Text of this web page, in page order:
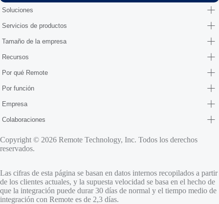
Soluciones
Servicios de productos
Tamaño de la empresa
Recursos
Por qué Remote
Por función
Empresa
Colaboraciones
Copyright © 2026 Remote Technology, Inc. Todos los derechos
reservados.
Las cifras de esta página se basan en datos internos recopilados a partir
de los clientes actuales, y la supuesta velocidad se basa en el hecho de
que la integración puede durar 30 días de normal y el tiempo medio de
integración con Remote es de 2,3 días.